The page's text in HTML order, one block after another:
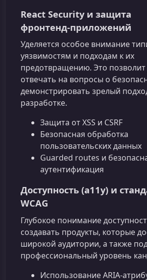
React Security и защита
фронтенд‑приложений
Уделяется особое внимание
уязвимостям и подходам к их
предотвращению. Это позволит
отвечать на вопросы о
демонстрировать зрелый
разработке.
Защита от XSS и CSRF
Безопасная обработка
пользовательских данных
Guarded routes и
аутентификация
Доступность (a11y) и
WCAG
Глубокое понимание
создавать продукты, которые
широкой аудитории, а также
профессиональный уровень
Использование